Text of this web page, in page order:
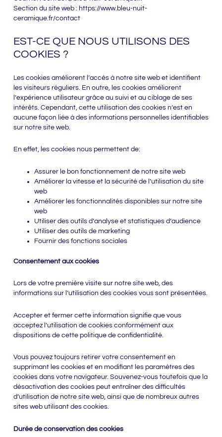
Section du site web : https://www.bleu-nuit-
ceramique.fr/contact
EST-CE QUE NOUS UTILISONS DES
COOKIES ?
Les cookies améliorent l’accès à notre site web et identifient
les visiteurs réguliers. En outre, les cookies améliorent
l’expérience utilisateur grâce au suivi et au ciblage de ses
intérêts. Cependant, cette utilisation des cookies n’est en
aucune façon liée à des informations personnelles identifiables
sur notre site web.
En effet, les cookies nous permettent de:
Assurer le bon fonctionnement de notre site web
Améliorer la vitesse et la sécurité de l’utilisation du site
web
Améliorer les fonctionnalités disponibles sur notre site
web
Utiliser des outils d’analyse et statistiques d’audience
Utiliser des outils de marketing
Fournir des fonctions sociales
Consentement aux cookies
Lors de votre première visite sur notre site web, des
informations sur l’utilisation des cookies vous sont présentées.
Accepter et fermer cette information signifie que vous
acceptez l’utilisation de cookies conformément aux
dispositions de cette politique de confidentialité.
Vous pouvez toujours retirer votre consentement en
supprimant les cookies et en modifiant les paramètres des
cookies dans votre navigateur. Souvenez-vous toutefois que la
désactivation des cookies peut entraîner des difficultés
d’utilisation de notre site web, ainsi que de nombreux autres
sites web utilisant des cookies.
Durée de conservation des cookies